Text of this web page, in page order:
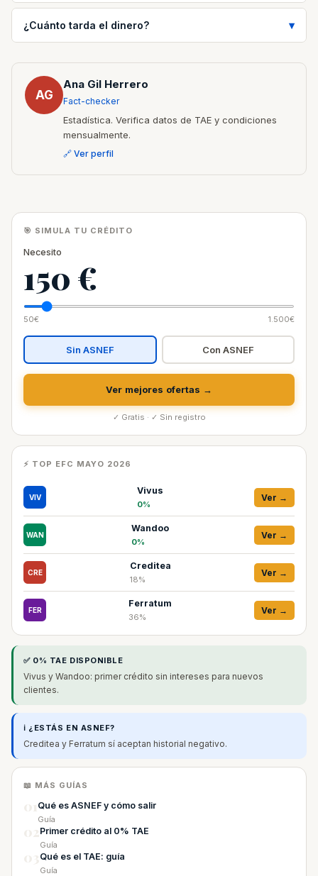
¿Cuánto tarda el dinero?
AG
Ana Gil Herrero
Fact-checker
Estadística. Verifica datos de TAE y condiciones
mensualmente.
🔗 Ver perfil
🎯 SIMULA TU CRÉDITO
Necesito
150 €
50€ 1.500€
Sin ASNEF Con ASNEF
Ver mejores ofertas →
✓ Gratis · ✓ Sin registro
⚡ TOP EFC MAYO 2026
VIV
Vivus
0%
Ver →
WAN
Wandoo
0%
Ver →
CRE
Creditea
18%
Ver →
FER
Ferratum
36%
Ver →
✅ 0% TAE DISPONIBLE
Vivus y Wandoo: primer crédito sin intereses para nuevos
clientes.
ℹ️ ¿ESTÁS EN ASNEF?
Creditea y Ferratum sí aceptan historial negativo.
📖 MÁS GUÍAS
Qué es ASNEF y cómo salir
Guía
Primer crédito al 0% TAE
Guía
Qué es el TAE: guía
Guía